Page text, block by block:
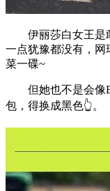
伊丽莎白女王是敢
一点犹豫都没有，网
菜一碟~
但她也不是会像
包，得换成黑色👆。